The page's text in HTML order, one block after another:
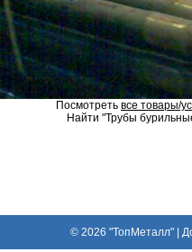
Посмотреть все товары/
Найти "Трубы
© 2026 "ТопМеталл"|